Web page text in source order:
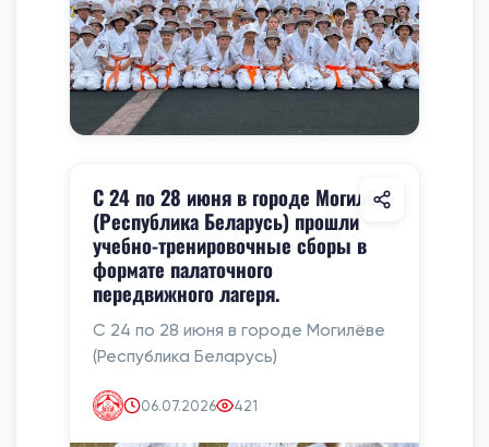
С 24 по 28 июня в городе Могилёве
(Республика Беларусь) прошли
учебно-тренировочные сборы в
формате палаточного
передвижного лагеря.
С 24 по 28 июня в городе Могилёве
(Республика Беларусь)
06.07.2026 421